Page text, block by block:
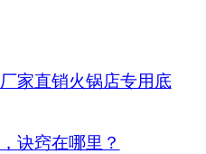
家直销火锅店专用底
诀窍在哪里？